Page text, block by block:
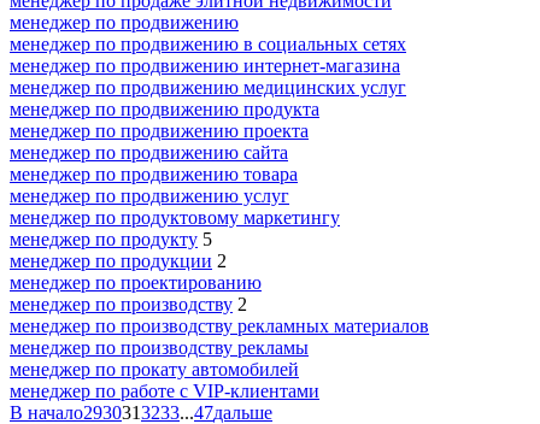
менеджер по продвижению
менеджер по продвижению в социальных сетях
менеджер по продвижению интернет-магазина
менеджер по продвижению медицинских услуг
менеджер по продвижению продукта
менеджер по продвижению проекта
менеджер по продвижению сайта
менеджер по продвижению товара
менеджер по продвижению услуг
менеджер по продуктовому маркетингу
менеджер по продукту 5
менеджер по продукции 2
менеджер по проектированию
менеджер по производству 2
менеджер по производству рекламных материалов
менеджер по производству рекламы
менеджер по прокату автомобилей
менеджер по работе с VIP-клиентами
В начало2930313233...47дальше